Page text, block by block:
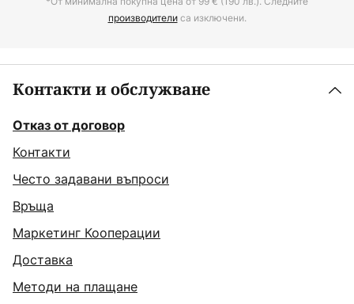
производителиса изключени.
Контакти и обслужване
Отказ от договор
Контакти
Често задавани въпроси
Връща
Маркетинг Кооперации
Доставка
Методи на плащане